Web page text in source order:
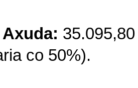
co 50%).